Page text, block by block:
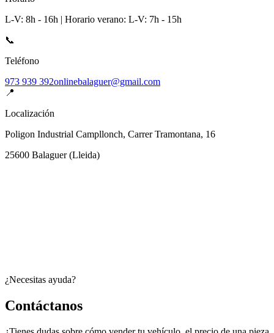
L-V: 8h - 16h | Horario verano: L-V: 7h - 15h
📞
Teléfono
973 939 392onlinebalaguer@gmail.com
📍
Localización
Poligon Industrial Campllonch, Carrer Tramontana, 16
25600 Balaguer(Lleida)
¿Necesitas ayuda?
Contáctanos